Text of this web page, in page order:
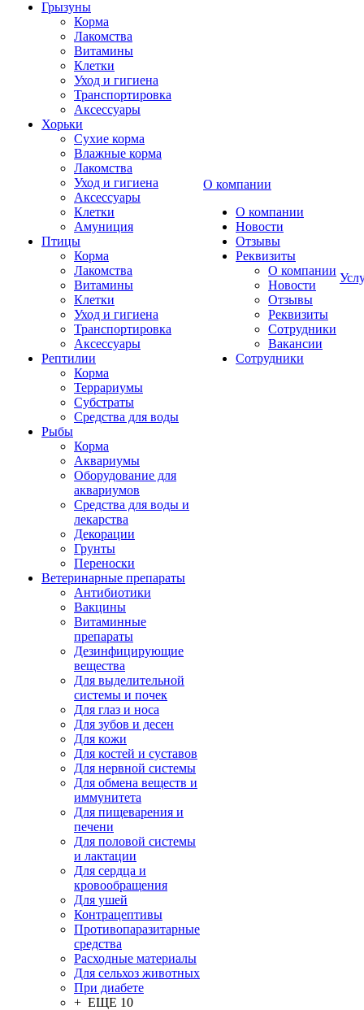
Грызуны
Корма
Лакомства
Витамины
Клетки
Уход и гигиена
Транспортировка
Аксессуары
Хорьки
Сухие корма
Влажные корма
Лакомства
Уход и гигиена
Аксессуары
Клетки
Амуниция
Птицы
Корма
Лакомства
Витамины
Клетки
Уход и гигиена
Транспортировка
Аксессуары
Рептилии
Корма
Террариумы
Субстраты
Средства для воды
Рыбы
Корма
Аквариумы
Оборудование для
аквариумов
Средства для воды и
лекарства
Декорации
Грунты
Переноски
Ветеринарные препараты
Антибиотики
Вакцины
Витаминные
препараты
Дезинфицирующие
вещества
Для выделительной
системы и почек
Для глаз и носа
Для зубов и десен
Для кожи
Для костей и суставов
Для нервной системы
Для обмена веществ и
иммунитета
Для пищеварения и
печени
Для половой системы
и лактации
Для сердца и
кровообращения
Для ушей
Контрацептивы
Противопаразитарные
средства
Расходные материалы
Для сельхоз животных
При диабете
+ ЕЩЕ 10
О компании
О компании
Новости
Отзывы
Реквизиты
О компании
Новости
Отзывы
Реквизиты
Сотрудники
Вакансии
Сотрудники